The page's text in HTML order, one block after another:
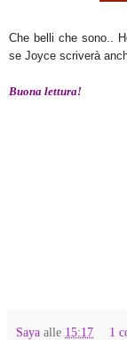
Che belli che sono..
se Joyce scriverà
Buona lettura!
Saya alle 15:17 1